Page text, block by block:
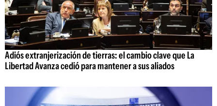
Adiós extranjerización de tierras: el cambio clave que La
Libertad Avanza cedió para mantener a sus aliados